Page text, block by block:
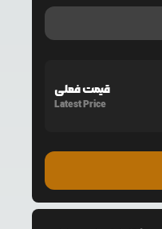
قیمت فعلی
Latest Price